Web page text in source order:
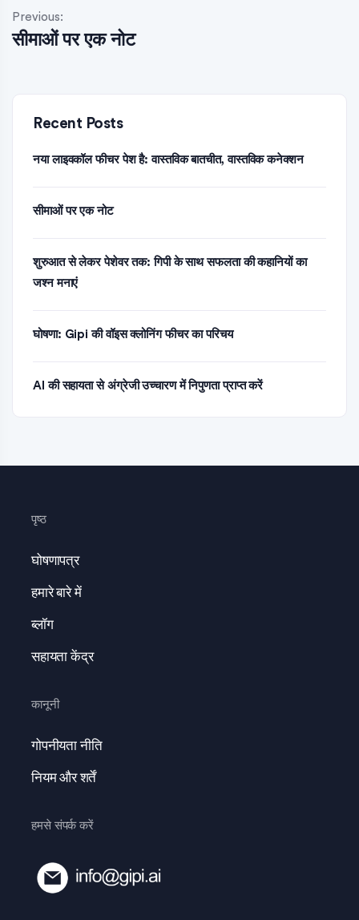
Previous:
सीमाओं पर एक नोट
Recent Posts
नया लाइवकॉल फीचर पेश है: वास्तविक बातचीत, वास्तविक कनेक्शन
सीमाओं पर एक नोट
शुरुआत से लेकर पेशेवर तक: गिपी के साथ सफलता की कहानियों का
जश्न मनाएं
घोषणा: Gipi की वॉइस क्लोनिंग फीचर का परिचय
AI की सहायता से अंग्रेजी उच्चारण में निपुणता प्राप्त करें
पृष्ठ
घोषणापत्र
हमारे बारे में
ब्लॉग
सहायता केंद्र
कानूनी
गोपनीयता नीति
नियम और शर्तें
हमसे संपर्क करें